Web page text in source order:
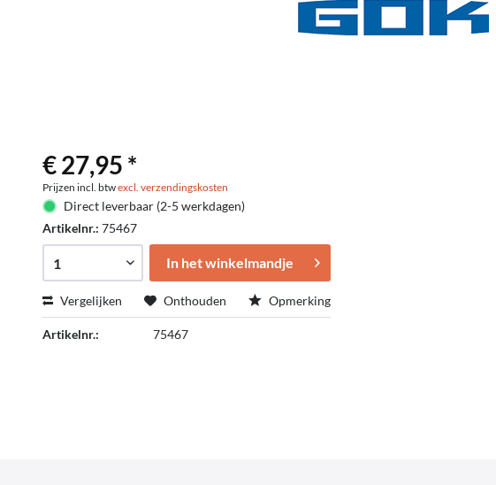
€ 27,95 *
Prijzen incl. btwexcl. verzendingskosten
Direct leverbaar (2-5 werkdagen)
Artikelnr.:75467
In het winkelmandje
Vergelijken Onthouden Opmerking
Artikelnr.: 75467